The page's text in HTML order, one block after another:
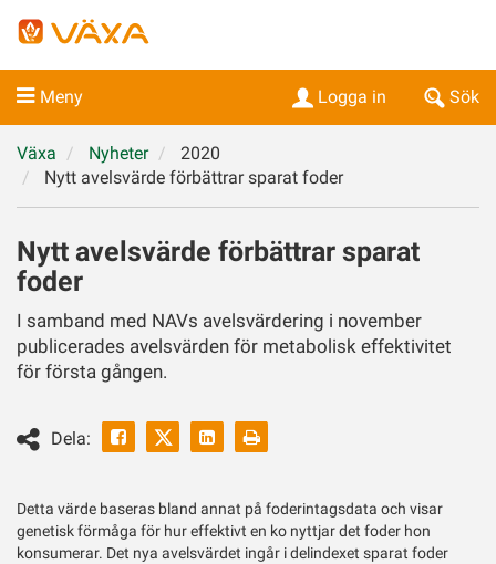
Meny Sök
Logga in
Växa Nyheter
2020
Nytt avelsvärde förbättrar sparat foder
Nytt avelsvärde förbättrar sparat
foder
I samband med NAVs avelsvärdering i november
publicerades avelsvärden för metabolisk effektivitet
för första gången.
Dela:
Facebook LinkedinSkriv
Detta värde baseras bland annat på foderintagsdata och visar
genetisk förmåga för hur effektivt en ko nyttjar det foder hon
konsumerar. Det nya avelsvärdet ingår i delindexet sparat foder